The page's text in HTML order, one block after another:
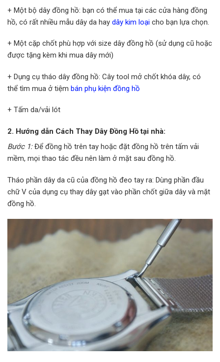
+ Một bộ dây đồng hồ: bạn có thể mua tại các cửa hàng đồng
hồ, có rất nhiều mẫu dây da hay dây kim loại cho bạn lựa chọn.
+ Một cặp chốt phù hợp với size dây đồng hồ (sử dụng cũ hoặc
được tặng kèm khi mua dây mới)
+ Dụng cụ tháo dây đồng hồ: Cây tool mở chốt khóa dây, có
thể tìm mua ở tiệm bán phụ kiện đồng hồ
+ Tấm da/vải lót
2. Hướng dẫn Cách Thay Dây Đồng Hồ tại nhà:
Bước 1:Để đồng hồ trên tay hoặc đặt đồng hồ trên tấm vải
mềm, mọi thao tác đều nên làm ở mặt sau đồng hồ.
Tháo phần dây da cũ của đồng hồ đeo tay ra: Dùng phần đầu
chữ V của dụng cụ thay dây gạt vào phần chốt giữa dây và mặt
đồng hồ.